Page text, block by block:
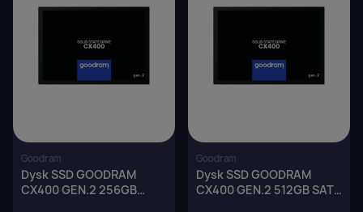
Goodram
Dysk SSD GOODRAM
CX400 GEN.2 256GB
Goodram
Dysk SSD GOODRAM
CX400 GEN.2 512GB SATA